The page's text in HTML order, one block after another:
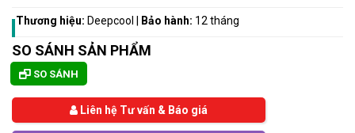
Thương hiệu: Deepcool Bảo hành: 12 tháng
SO SÁNH SẢN PHẨM
SO SÁNH
Liên hệ Tư vấn & Báo giá